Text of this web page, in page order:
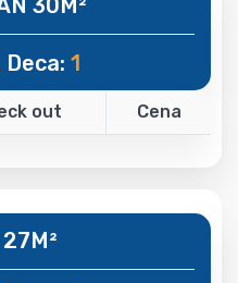
30M²
Deca: 1
out Cena